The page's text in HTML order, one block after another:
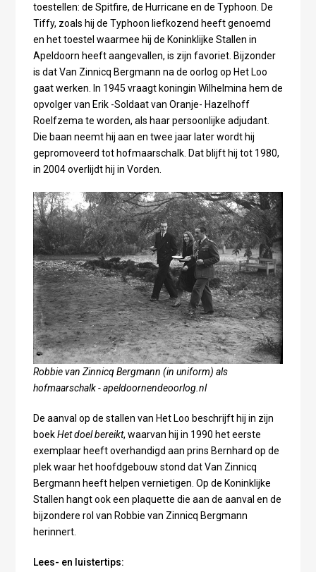
toestellen: de Spitfire, de Hurricane en de Typhoon. De
Tiffy, zoals hij de Typhoon liefkozend heeft genoemd
en het toestel waarmee hij de Koninklijke Stallen in
Apeldoorn heeft aangevallen, is zijn favoriet. Bijzonder
is dat Van Zinnicq Bergmann na de oorlog op Het Loo
gaat werken. In 1945 vraagt koningin Wilhelmina hem de
opvolger van Erik -Soldaat van Oranje- Hazelhoff
Roelfzema te worden, als haar persoonlijke adjudant.
Die baan neemt hij aan en twee jaar later wordt hij
gepromoveerd tot hofmaarschalk. Dat blijft hij tot 1980,
in 2004 overlijdt hij in Vorden.
Robbie van Zinnicq Bergmann (in uniform) als
hofmaarschalk - apeldoornendeoorlog.nl
De aanval op de stallen van Het Loo beschrijft hij in zijn
boekHet doel bereikt, waarvan hij in 1990 het eerste
exemplaar heeft overhandigd aan prins Bernhard op de
plek waar het hoofdgebouw stond dat Van Zinnicq
Bergmann heeft helpen vernietigen. Op de Koninklijke
Stallen hangt ook een plaquette die aan de aanval en de
bijzondere rol van Robbie van Zinnicq Bergmann
herinnert.
Lees- en luistertips: